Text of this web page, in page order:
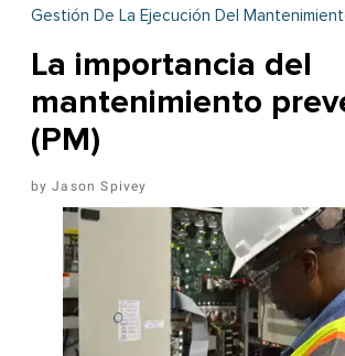
Gestión De La Ejecución Del
La importancia del
mantenimiento
(PM)
Jason Spivey